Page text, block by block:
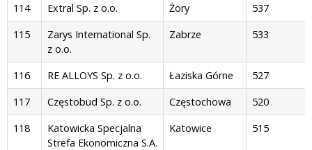
114
Extral Sp. z o.o. Żory
537
115
Zarys International Sp.
z o.o.
Zabrze 533
116 RE ALLOYS Sp. z o.o. Łaziska Górne
527
117
Częstobud Sp. z o.o. Częstochowa
520
118
Katowicka Specjalna
Strefa Ekonomiczna S.A.
Katowice 515